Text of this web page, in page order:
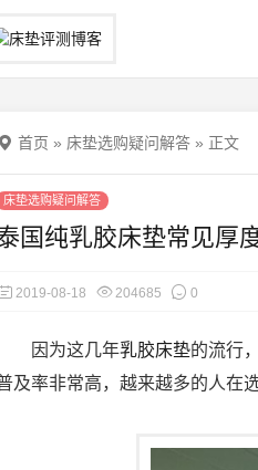
首页 » 床垫选购疑问解答 » 正文
床垫选购疑问解答
国纯乳胶床垫常见厚
2019-08-18 204685 0
因为这几年乳胶床垫的流行
及率非常高，越来越多的人在